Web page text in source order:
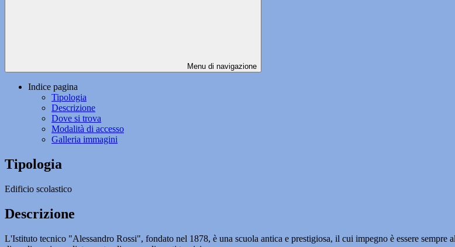
Menu di navigazione
Indice pagina
Tipologia
Descrizione
Dove si trova
Modalità di accesso
Galleria immagini
Tipologia
Edificio scolastico
Descrizione
L'Istituto tecnico "Alessandro Rossi", fondato nel 1878, è una scuola antica e prestigiosa, il cui impegno è essere sempre